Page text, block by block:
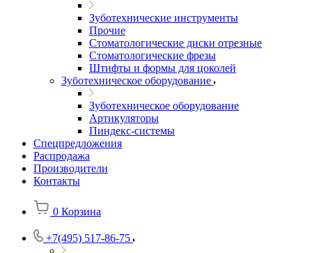
Зуботехнические инструменты
Прочие
Стоматологические диски отрезные
Стоматологические фрезы
Штифты и формы для цоколей
Зуботехническое оборудование
Зуботехническое оборудование
Артикуляторы
Пиндекс-системы
Спецпредложения
Распродажа
Производители
Контакты
0 Корзина
+7(495) 517-86-75